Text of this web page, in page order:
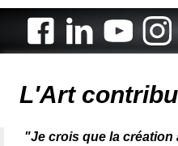
L'Art
"Je crois que la